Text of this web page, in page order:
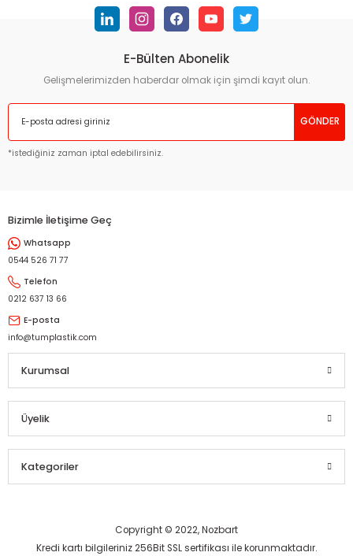
E-Bülten Abonelik
Gelişmelerimizden haberdar olmak için şimdi kayıt olun.
GÖNDER
*istediğiniz zaman iptal edebilirsiniz.
Bizimle İletişime Geç
Whatsapp
0544 526 71 77
Telefon
0212 637 13 66
E-posta
info@tumplastik.com
Kurumsal
Üyelik
Kategoriler
Copyright © 2022, Nozbart
Kredi kartı bilgileriniz 256Bit SSL sertifikası ile korunmaktadır.